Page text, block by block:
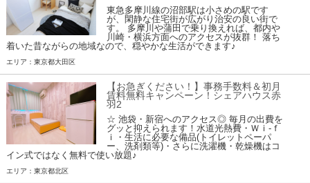
東急多摩川線の沼部駅は小さめの駅です
が、閑静な住宅街が広がり治安の良い街で
す。 多摩川や蒲田で乗り換えれば、都内や
川崎・横浜方面へのアクセスが抜群！ 落ち
着いた昔ながらの地域なので、穏やかな生活ができます♪
エリア：東京都大田区
【お急ぎください！】事務手数料＆初月
賃料無料キャンペーン！シェアハウス赤
羽2
☆ 池袋・新宿へのアクセス◎ 毎月の出費を
グッと抑えられます！水道光熱費・Ｗｉ-ｆ
ｉ・生活に必要な備品(トイレットペーパ
ー、洗剤類等)・さらに洗濯機・乾燥機はコ
イン式ではなく無料で使い放題♪
エリア：東京都北区